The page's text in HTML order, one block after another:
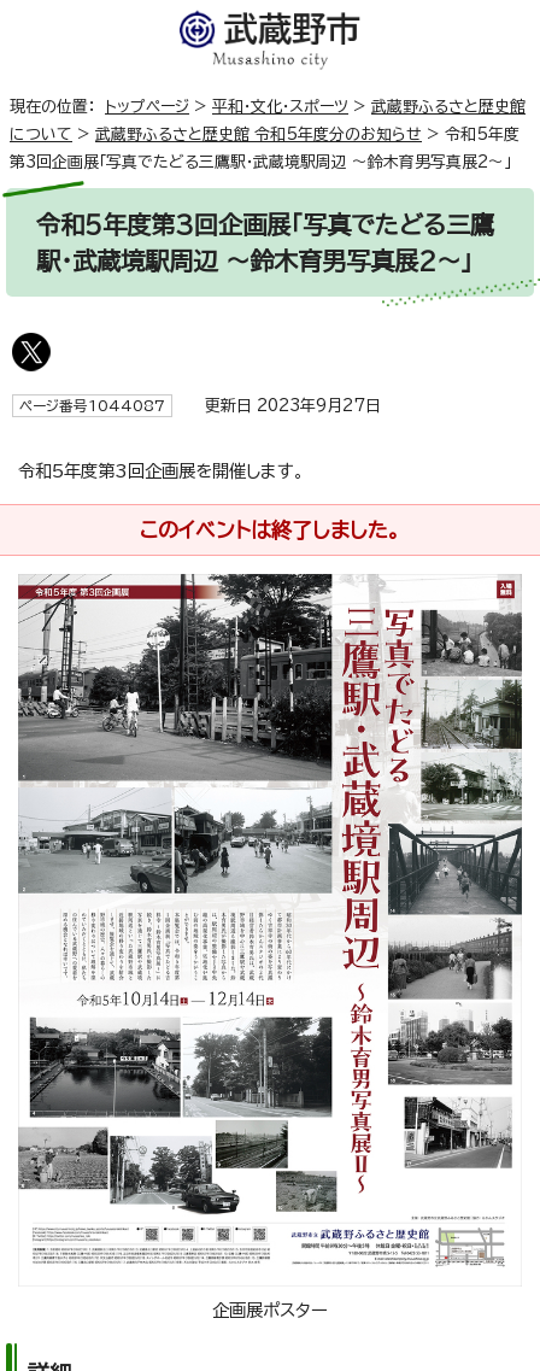
現在の位置： トップページ > 平和・文化・スポーツ > 武蔵野ふるさと歴史館
について
> 武蔵野ふるさと歴史館 令和5年度分のお知らせ > 令和5年度
第3回企画展「写真でたどる三鷹駅・武蔵境駅周辺 ～鈴木育男写真展2～」
令和5年度第3回企画展「写真でたどる三鷹
駅・武蔵境駅周辺 ～鈴木育男写真展2～」
ページ番号1044087 更新日 2023年9月27日
令和5年度第3回企画展を開催します。
このイベントは終了しました。
企画展ポスター